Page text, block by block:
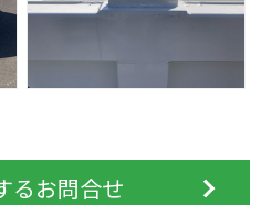
るお問合せ